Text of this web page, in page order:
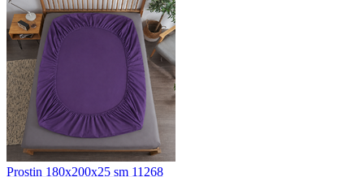
Prostin 180x200x25 sm 11268